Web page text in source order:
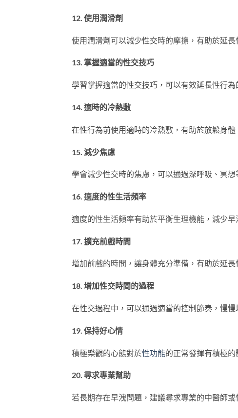
12. 使用潤滑劑
使用潤滑劑可以減少性交時的摩擦，有助於延長
13. 掌握適當的性交技巧
學習掌握適當的性交技巧，可以有效延長性行
14. 適時的冷熱敷
在性行為前使用適時的冷熱敷，有助於放鬆身體
15. 減少焦慮
學會減少性交時的焦慮，可以通過深呼吸、冥想
16. 適度的性生活頻率
適度的性生活頻率有助於平衡生理機能，減少早
17. 擴充前戲時間
增加前戲的時間，讓身體充分準備，有助於延長
18. 增加性交時間的過程
在性交過程中，可以通過適當的控制節奏，慢慢
19. 保持好心情
積極樂觀的心態對於性功能的正常發揮有積極的
20. 尋求專業幫助
若長期存在早洩問題，建議尋求專業的中醫師